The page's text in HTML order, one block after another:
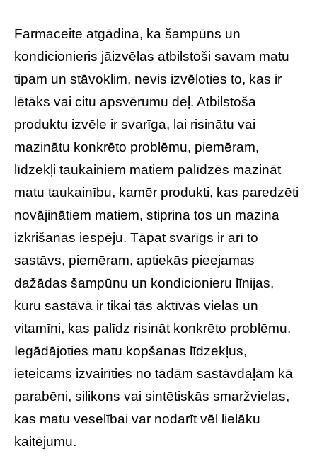
Farmaceite atgādina, ka šampūns un
kondicionieris jāizvēlas atbilstoši savam matu
tipam un stāvoklim, nevis izvēloties to, kas ir
lētāks vai citu apsvērumu dēļ. Atbilstoša
produktu izvēle ir svarīga, lai risinātu vai
mazinātu konkrēto problēmu, piemēram,
līdzekļi taukainiem matiem palīdzēs mazināt
matu taukainību, kamēr produkti, kas paredzēti
novājinātiem matiem, stiprina tos un mazina
izkrišanas iespēju. Tāpat svarīgs ir arī to
sastāvs, piemēram, aptiekās pieejamas
dažādas šampūnu un kondicionieru līnijas,
kuru sastāvā ir tikai tās aktīvās vielas un
vitamīni, kas palīdz risināt konkrēto problēmu.
Iegādājoties matu kopšanas līdzekļus,
ieteicams izvairīties no tādām sastāvdaļām kā
parabēni, silikons vai sintētiskās smaržvielas,
kas matu veselībai var nodarīt vēl lielāku
kaitējumu.